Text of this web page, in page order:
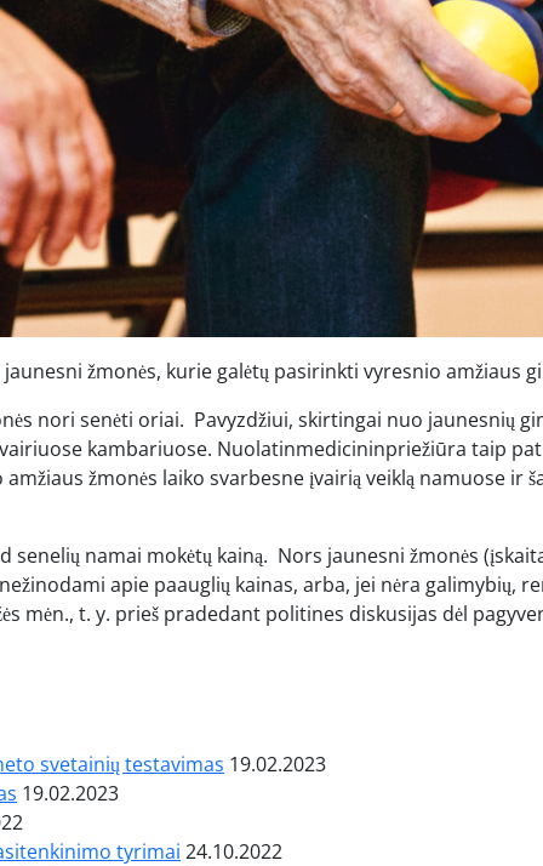
žmonės, kurie galėtų pasirinkti vyresnio amžiaus
nori senėti oriai. Pavyzdžiui, skirtingai nuo jaunesnių
kambariuose. Nuolatinmedicininpriežiūra taip
žmonės laiko svarbesne įvairią veiklą namuose ir
senelių namai mokėtų kainą. Nors jaunesni žmonės
apie paauglių kainas, arba, jei nėra galimybių,
mėn., t. y. prieš pradedant politines diskusijas dėl
svetainių testavimas 19.02.2023
19.02.2023
tyrimai 24.10.2022